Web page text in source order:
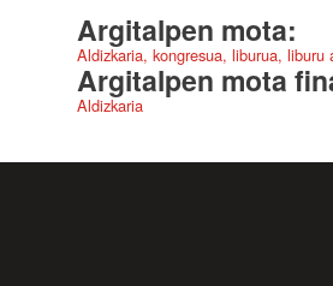
Argitalpen mota:
Aldizkaria, kongresua, liburua,
Argitalpen mota
Aldizkaria